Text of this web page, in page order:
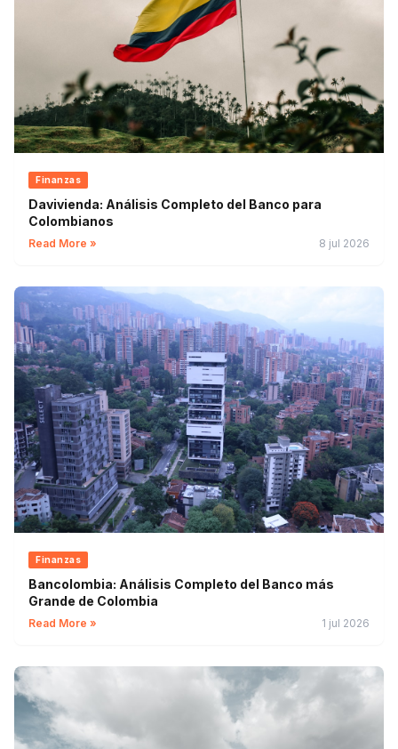
Finanzas
Davivienda: Análisis Completo del Banco para
Colombianos
Read More » 8 jul 2026
Finanzas
Bancolombia: Análisis Completo del Banco más
Grande de Colombia
Read More » 1 jul 2026